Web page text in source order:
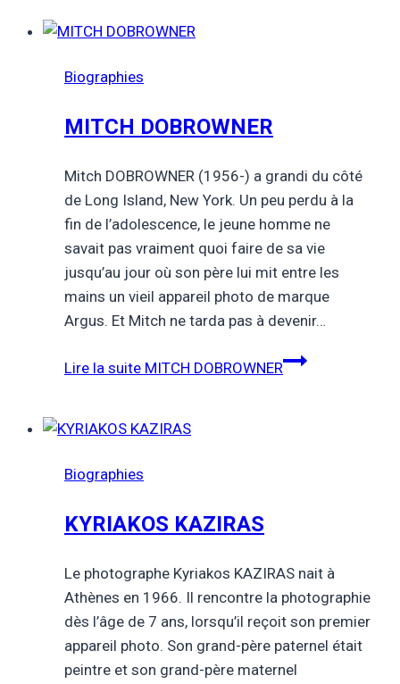
Biographies
MITCH DOBROWNER
Mitch DOBROWNER (1956-) a grandi du côté
de Long Island, New York. Un peu perdu à la
fin de l’adolescence, le jeune homme ne
savait pas vraiment quoi faire de sa vie
jusqu’au jour où son père lui mit entre les
mains un vieil appareil photo de marque
Argus. Et Mitch ne tarda pas à devenir…
Lire la suite MITCH DOBROWNER
Biographies
KYRIAKOS KAZIRAS
Le photographe Kyriakos KAZIRAS nait à
Athènes en 1966. Il rencontre la photographie
dès l’âge de 7 ans, lorsqu’il reçoit son premier
appareil photo. Son grand-père paternel était
peintre et son grand-père maternel